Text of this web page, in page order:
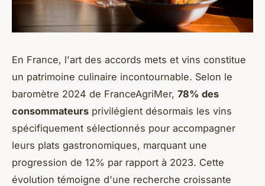
En France, l'art des accords mets et vins constitue
un patrimoine culinaire incontournable. Selon le
baromètre 2024 de FranceAgriMer, 78% des
consommateurs privilégient désormais les vins
spécifiquement sélectionnés pour accompagner
leurs plats gastronomiques, marquant une
progression de 12% par rapport à 2023. Cette
évolution témoigne d'une recherche croissante